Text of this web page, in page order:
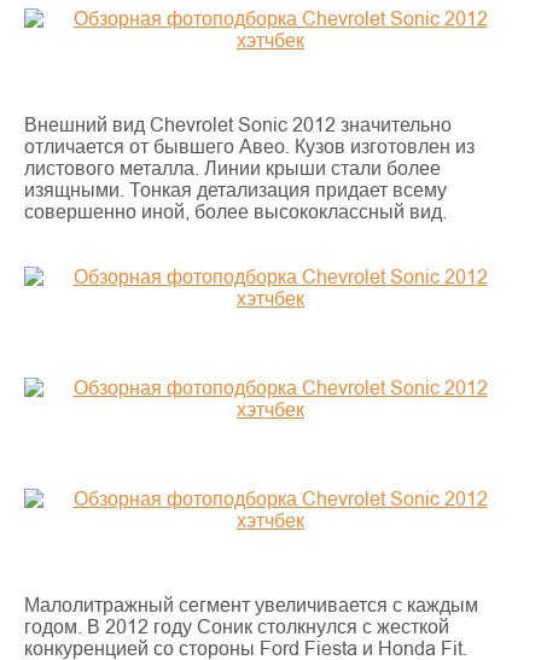
Внешний вид Chevrolet Sonic 2012 значительно
отличается от бывшего Авео. Кузов изготовлен из
листового металла. Линии крыши стали более
изящными. Тонкая детализация придает всему
совершенно иной, более высококлассный вид.
Малолитражный сегмент увеличивается с каждым
годом. В 2012 году Соник столкнулся с жесткой
конкуренцией со стороны Ford Fiesta и Honda Fit.